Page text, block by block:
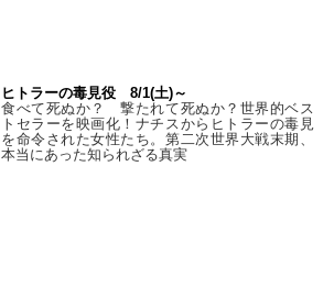
ヒトラーの毒見役 8/1(土)～
食べて死ぬか？ 撃たれて死ぬか？世界的ベス
トセラーを映画化！ナチスからヒトラーの毒見
を命令された女性たち。第二次世界大戦末期、
本当にあった知られざる真実